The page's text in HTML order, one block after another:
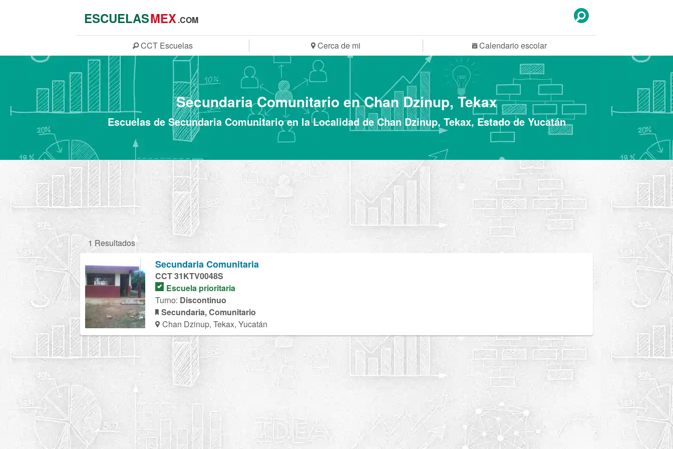
ESCUELASMEX.COM
CCT Escuelas Cerca de mi Calendario escolar
Secundaria Comunitario en Chan Dzinup, Tekax
Escuelas de Secundaria Comunitario en la Localidad de Chan Dzinup, Tekax, Estado de Yucatán
1 Resultados
Secundaria Comunitaria
CCT 31KTV0048S
Escuela prioritaria
Turno: Discontinuo
Secundaria, Comunitario
Chan Dzinup, Tekax, Yucatán